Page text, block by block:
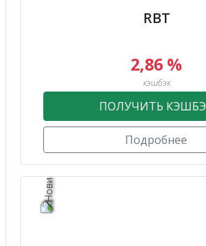
RBT
2,86 %
кэшбэк
ПОЛУЧИТЬ
Подробнее